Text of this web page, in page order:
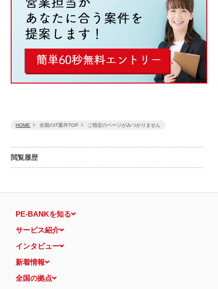
閲覧履歴
HOME 全国のIT案件TOP ご指定のページがみつかりません
PE-BANKを知る
サービス紹介
インタビュー
新着情報
全国の拠点